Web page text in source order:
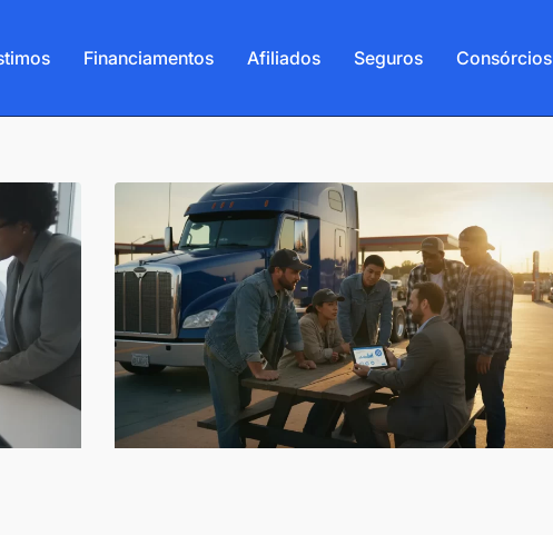
Financiamentos Afiliados Seguros Consórcios